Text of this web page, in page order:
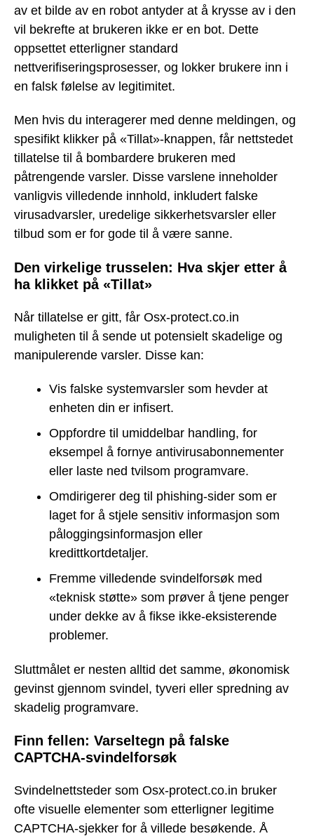
av et bilde av en robot antyder at å krysse av i den
vil bekrefte at brukeren ikke er en bot. Dette
oppsettet etterligner standard
nettverifiseringsprosesser, og lokker brukere inn i
en falsk følelse av legitimitet.
Men hvis du interagerer med denne meldingen, og
spesifikt klikker på «Tillat»-knappen, får nettstedet
tillatelse til å bombardere brukeren med
påtrengende varsler. Disse varslene inneholder
vanligvis villedende innhold, inkludert falske
virusadvarsler, uredelige sikkerhetsvarsler eller
tilbud som er for gode til å være sanne.
Den virkelige trusselen: Hva skjer etter å
ha klikket på «Tillat»
Når tillatelse er gitt, får Osx-protect.co.in
muligheten til å sende ut potensielt skadelige og
manipulerende varsler. Disse kan:
Vis falske systemvarsler som hevder at
enheten din er infisert.
Oppfordre til umiddelbar handling, for
eksempel å fornye antivirusabonnementer
eller laste ned tvilsom programvare.
Omdirigerer deg til phishing-sider som er
laget for å stjele sensitiv informasjon som
påloggingsinformasjon eller
kredittkortdetaljer.
Fremme villedende svindelforsøk med
«teknisk støtte» som prøver å tjene penger
under dekke av å fikse ikke-eksisterende
problemer.
Sluttmålet er nesten alltid det samme, økonomisk
gevinst gjennom svindel, tyveri eller spredning av
skadelig programvare.
Finn fellen: Varseltegn på falske
CAPTCHA-svindelforsøk
Svindelnettsteder som Osx-protect.co.in bruker
ofte visuelle elementer som etterligner legitime
CAPTCHA-sjekker for å villede besøkende. Å